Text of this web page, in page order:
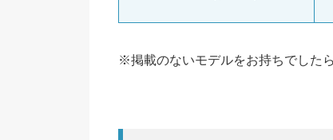
※掲載のないモデルをお持ちでした